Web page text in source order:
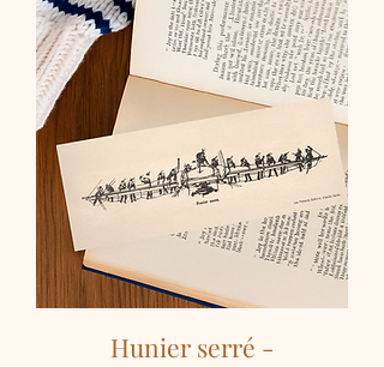
Hunier serré -